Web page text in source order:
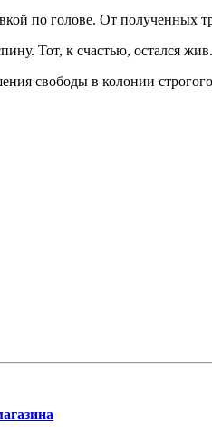
по голове. От полученных
Тот, к счастью, остался жив.
свободы в колонии